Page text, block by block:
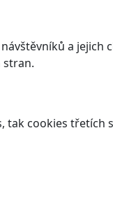
a
stran.
tak cookies